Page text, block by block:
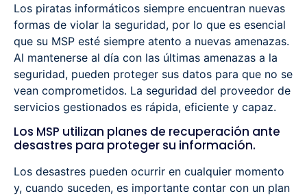
Los piratas informáticos siempre encuentran nuevas
formas de violar la seguridad, por lo que es esencial
que su MSP esté siempre atento a nuevas amenazas.
Al mantenerse al día con las últimas amenazas a la
seguridad, pueden proteger sus datos para que no se
vean comprometidos. La seguridad del proveedor de
servicios gestionados es rápida, eficiente y capaz.
Los MSP utilizan planes de recuperación ante
desastres para proteger su información.
Los desastres pueden ocurrir en cualquier momento
y, cuando suceden, es importante contar con un plan